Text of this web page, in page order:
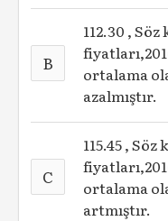
B
112.30 ,
ortalama
azalmıştır.
C
115.45 ,
ortalama
artmıştır.